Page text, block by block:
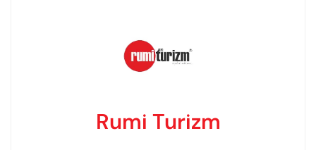
Rumi Turizm